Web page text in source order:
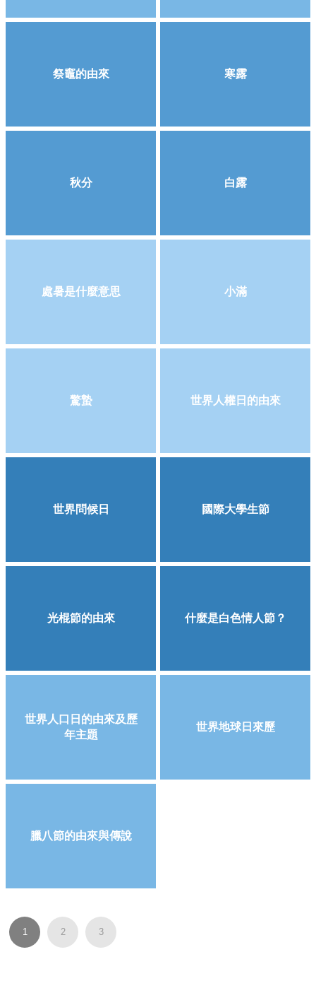
祭竈的由來 寒露
秋分 白露
處暑是什麼意思 小滿
驚蟄 世界人權日的由來
世界問候日 國際大學生節
光棍節的由來 什麼是白色情人節？
世界人口日的由來及歷
年主題
世界地球日來歷
臘八節的由來與傳說
1 2 3